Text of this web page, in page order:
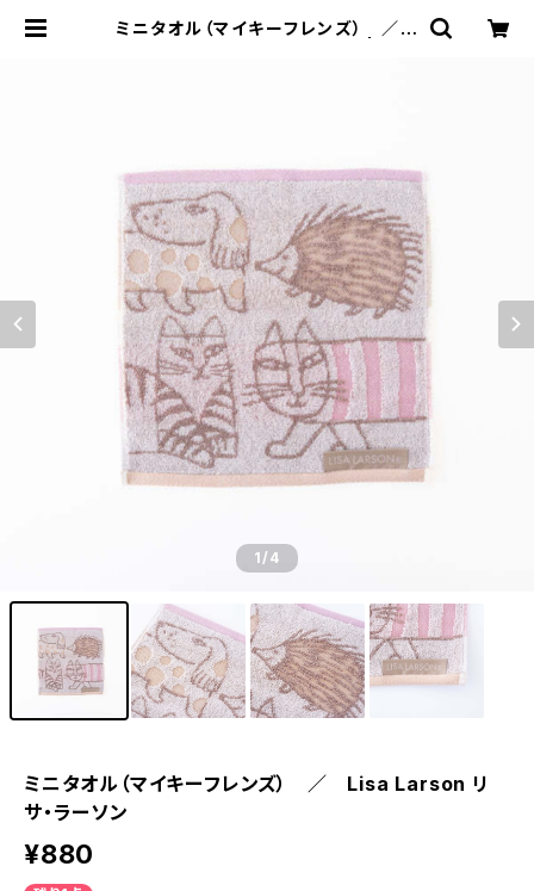
ミニタオル（マイキーフレンズ） ／
1/4
ミニタオル（マイキーフレンズ） ／ Lisa Larson リ
サ・ラーソン
¥880